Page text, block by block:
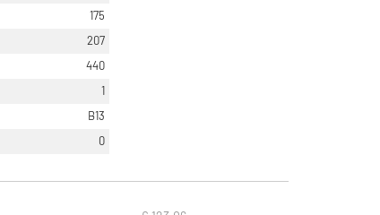
175
207
440
1
B13
0